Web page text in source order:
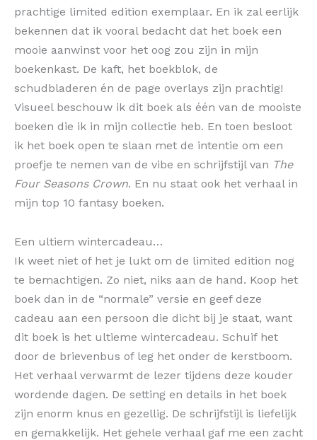
prachtige limited edition exemplaar. En ik zal eerlijk
bekennen dat ik vooral bedacht dat het boek een
mooie aanwinst voor het oog zou zijn in mijn
boekenkast. De kaft, het boekblok, de
schudbladeren én de page overlays zijn prachtig!
Visueel beschouw ik dit boek als één van de mooiste
boeken die ik in mijn collectie heb. En toen besloot
ik het boek open te slaan met de intentie om een
proefje te nemen van de vibe en schrijfstijl van The
Four Seasons Crown. En nu staat ook het verhaal in
mijn top 10 fantasy boeken.
Een ultiem wintercadeau…
Ik weet niet of het je lukt om de limited edition nog
te bemachtigen. Zo niet, niks aan de hand. Koop het
boek dan in de “normale” versie en geef deze
cadeau aan een persoon die dicht bij je staat, want
dit boek is het ultieme wintercadeau. Schuif het
door de brievenbus of leg het onder de kerstboom.
Het verhaal verwarmt de lezer tijdens deze kouder
wordende dagen. De setting en details in het boek
zijn enorm knus en gezellig. De schrijfstijl is liefelijk
en gemakkelijk. Het gehele verhaal gaf me een zacht